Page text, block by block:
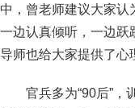
中，曾老师建议大家
一边认真倾听，一边跃
导师也给大家提供了
官兵多为“90后”